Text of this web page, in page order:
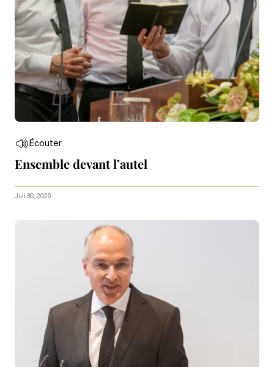
Écouter
Ensemble devant l’autel
Juli 30, 2026